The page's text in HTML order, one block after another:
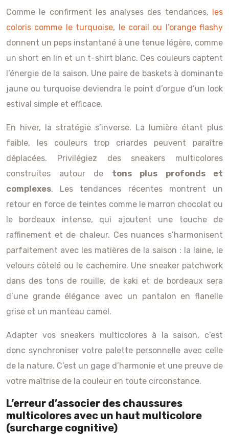
Comme le confirment les analyses des tendances, les
coloris comme le turquoise, le corail ou l’orange flashy
donnent un peps instantané à une tenue légère, comme
un short en lin et un t-shirt blanc. Ces couleurs captent
l’énergie de la saison. Une paire de baskets à dominante
jaune ou turquoise deviendra le point d’orgue d’un look
estival simple et efficace.
En hiver, la stratégie s’inverse. La lumière étant plus
faible, les couleurs trop criardes peuvent paraître
déplacées. Privilégiez des sneakers multicolores
construites autour de tons plus profonds et
complexes. Les tendances récentes montrent un
retour en force de teintes comme le marron chocolat ou
le bordeaux intense, qui ajoutent une touche de
raffinement et de chaleur. Ces nuances s’harmonisent
parfaitement avec les matières de la saison : la laine, le
velours côtelé ou le cachemire. Une sneaker patchwork
dans des tons de rouille, de kaki et de bordeaux sera
d’une grande élégance avec un pantalon en flanelle
grise et un manteau camel.
Adapter vos sneakers multicolores à la saison, c’est
donc synchroniser votre palette personnelle avec celle
de la nature. C’est un gage d’harmonie et une preuve de
votre maîtrise de la couleur en toute circonstance.
L’erreur d’associer des chaussures
multicolores avec un haut multicolore
(surcharge cognitive)